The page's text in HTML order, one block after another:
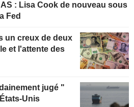
: Lisa Cook de nouveau sous
Fed
un creux de deux
et l'attente des
jugé "
Unis